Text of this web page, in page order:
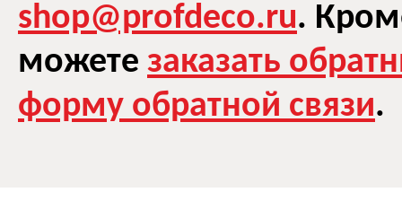
shop@profdeco.ru.
можете заказать
форму обратной связи.